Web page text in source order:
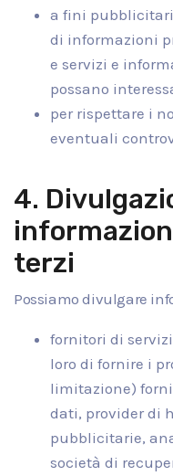
a fini
di informazioni
e servizi e
possano
per rispettare i
eventuali
4.
terzi
Possiamo divulgare
fornitori di
loro di fornire i
limitazione)
dati, provider di
pubblicitarie,
società di